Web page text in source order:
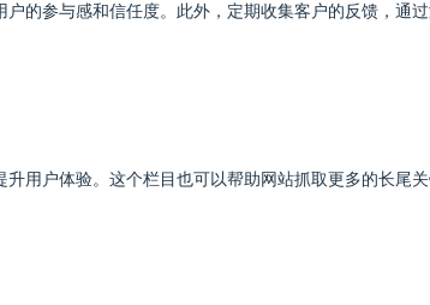
的参与感和信任度。此外，定期收集客户的反馈，通
用户体验。这个栏目也可以帮助网站抓取更多的长尾